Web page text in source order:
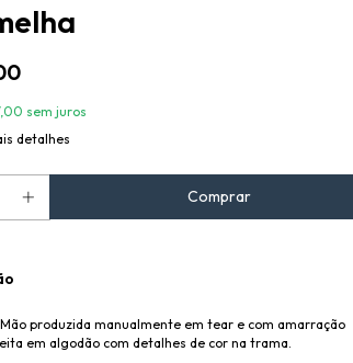
sem juros
detalhes
Mão produzida manualmente em tear e com amarração
em algodão com detalhes de cor na trama.